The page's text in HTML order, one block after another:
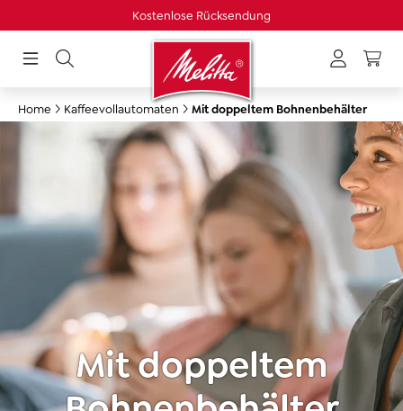
Kostenlose Rücksendung
Home Kaffeevollautomaten Mit doppeltem Bohnenbehälter
Mit doppeltem